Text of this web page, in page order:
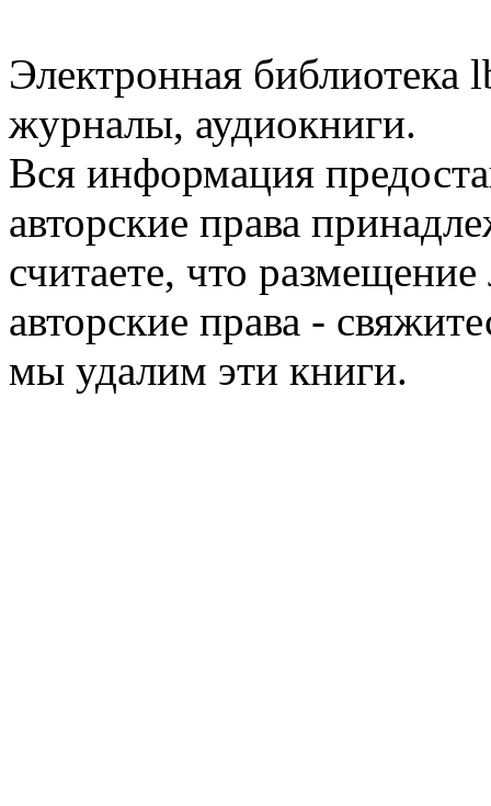
Электронная библиотека
журналы, аудиокниги.
Вся информация
авторские права
считаете, что
авторские права -
мы удалим эти книги.